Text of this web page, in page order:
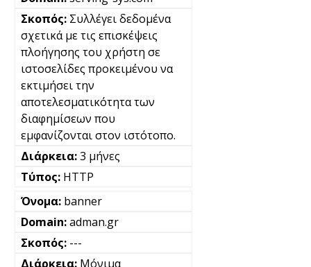
Συλλέγει δεδομένα
σχετικά με τις επισκέψεις
πλοήγησης του χρήστη σε
ιστοσελίδες προκειμένου να
εκτιμήσει την
αποτελεσματικότητα των
διαφημίσεων που
εμφανίζονται στον ιστότοπο.
3 μήνες
HTTP
banner
adman.gr
---
Μόνιμα